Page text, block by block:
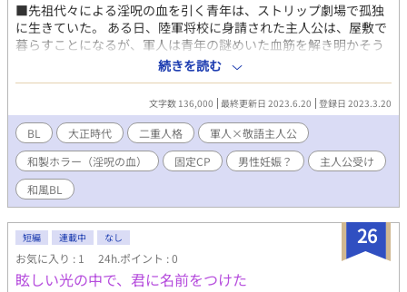
■先祖代々による淫呪の血を引く青年は、ストリップ劇場で孤独
に生きていた。 ある日、陸軍将校に身請された主人公は、屋敷で
暮らすことになるが、軍人は青年の謎めいた血筋を解き明かそう
と動きだす──。 ■本作はミステリアスダークロマンがテーマで
す。R18描写は随所に散らばっていますので、ご了承のうえ読み進
めてください。 ※ 独自解釈＋造語あり。エセ大正時代、一部誘い
受け、凌辱（回想）シーンあります。筆者の趣味丸出しにつき成
人向けです。 ※ 初出2021年［淫呪の青年を愛でる男］加筆修正
※ 初出2022年［幼生閉口］セルフオマージュ
続きを読む
文字数 136,000 最終更新日 2023.6.20 登録日 2023.3.20
BL 大正時代 二重人格
軍人×敬語主人公
和製ホラー（淫呪の血）
固定CP 男性妊娠？
主人公受け
和風BL
26
短編 連載中 なし
お気に入り : 1 24h.ポイント : 0
眩しい光の中で、君に名前をつけた